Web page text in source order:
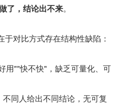
了，结论出不来。
对比方式存在结构性缺陷：
用""快不快"，缺乏可量化、可
同人给出不同结论，无可复